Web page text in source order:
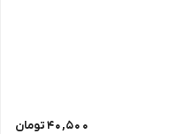
40,500تومان